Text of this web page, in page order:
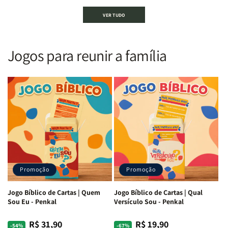
Almeida
Letra
Média
Full
Color
Brochura
Rei
Leão
Bíblia
Almeida
Letra
Média
&amp;
Full
Color
|
Brochura
|
Rei
Leão
Bíblia
PPM
|
|
Full
Color
Capa
Dura
Harpa
|
-
Cruz
Laranja
|
Full
Color
|
Capa
Dura
Harpa
|
-
Cruz
Laranja
VER TUDO
Jogos para reunir a família
Promoção
Jogo Bíblico de Cartas | Quem
Sou Eu - Penkal
-54% R$ 31,90
Promoção
Jogo Bíblico de Cartas | Qual
Versículo Sou - Penkal
-67% R$ 19,90